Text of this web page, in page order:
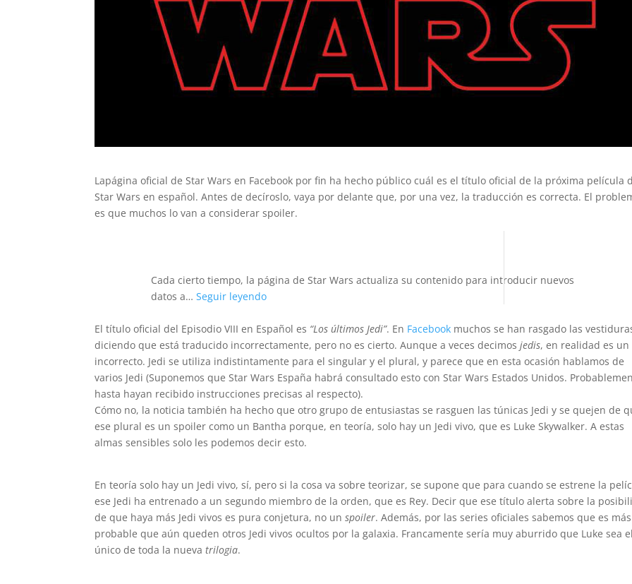
Lapágina oficial de Star Wars en Facebook por fin ha hecho público cuál es el título oficial de la próxima película
Star Wars en español. Antes de decíroslo, vaya por delante que, por una vez, la traducción es correcta. El
es que muchos lo van a considerar spoiler.
Cada cierto tiempo, la página de Star Wars actualiza su contenido para introducir nuevos
datos a… Seguir leyendo
El título oficial del Episodio VIII en Español es “Los últimos Jedi”. En Facebook muchos se han rasgado las
diciendo que está traducido incorrectamente, pero no es cierto. Aunque a veces decimosjedis, en realidad es un
incorrecto. Jedi se utiliza indistintamente para el singular y el plural, y parece que en esta ocasión hablamos de
varios Jedi (Suponemos que Star Wars España habrá consultado esto con Star Wars Estados Unidos.
hasta hayan recibido instrucciones precisas al respecto).
Cómo no, la noticia también ha hecho que otro grupo de entusiastas se rasguen las túnicas Jedi y se quejen de
ese plural es un spoiler como un Bantha porque, en teoría, solo hay un Jedi vivo, que es Luke Skywalker. A estas
almas sensibles solo les podemos decir esto.
En teoría solo hay un Jedi vivo, sí, pero si la cosa va sobre teorizar, se supone que para cuando se estrene la
ese Jedi ha entrenado a un segundo miembro de la orden, que es Rey. Decir que ese título alerta sobre la
de que haya más Jedi vivos es pura conjetura, no unspoiler. Además, por las series oficiales sabemos que es
probable que aún queden otros Jedi vivos ocultos por la galaxia. Francamente sería muy aburrido que Luke sea el
único de toda la nuevatrilogia.